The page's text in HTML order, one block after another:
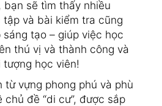
bạn sẽ tìm thấy nhiều
tập và bài kiểm tra cũng
tạo – giúp việc học
thú vị và thành công và
học viên!
từ vựng phong phú và phù
chủ đề “di cư”, được sắp